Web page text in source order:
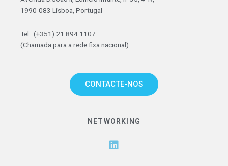
1990-083 Lisboa, Portugal
Tel.: (+351) 21 894 1107
(Chamada para a rede fixa nacional)
CONTACTE-NOS
NETWORKING
L
i